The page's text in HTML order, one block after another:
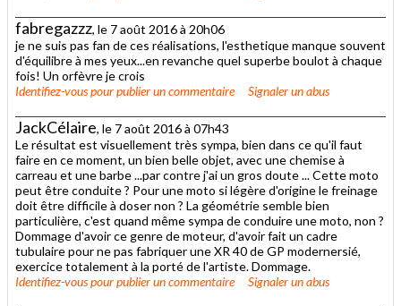
fabregazzz, le 7 août 2016 à 20h06
je ne suis pas fan de ces réalisations, l'esthetique manque souvent
d'équilibre à mes yeux...en revanche quel superbe boulot à chaque
fois! Un orfèvre je crois
Identifiez-vouspour publier un commentaire Signaler un abus
JackCélaire, le 7 août 2016 à 07h43
Le résultat est visuellement très sympa, bien dans ce qu'il faut
faire en ce moment, un bien belle objet, avec une chemise à
carreau et une barbe ...par contre j'ai un gros doute ... Cette moto
peut être conduite ? Pour une moto si légère d'origine le freinage
doit être difficile à doser non ? La géométrie semble bien
particulière, c'est quand même sympa de conduire une moto, non ?
Dommage d'avoir ce genre de moteur, d'avoir fait un cadre
tubulaire pour ne pas fabriquer une XR 40 de GP modernersié,
exercice totalement à la porté de l'artiste. Dommage.
Identifiez-vouspour publier un commentaire Signaler un abus